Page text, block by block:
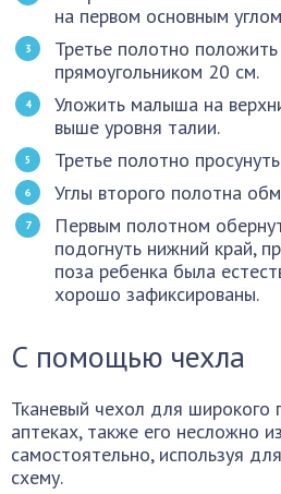
на первом основным
Третье полотно
прямоугольником 20 см.
Уложить малыша на
выше уровня талии.
Третье полотно
Углы второго полотна
Первым полотном
подогнуть нижний край,
поза ребенка была
хорошо зафиксированы.
С помощью чехла
Тканевый чехол для широкого
аптеках, также его несложно
самостоятельно, используя
схему.